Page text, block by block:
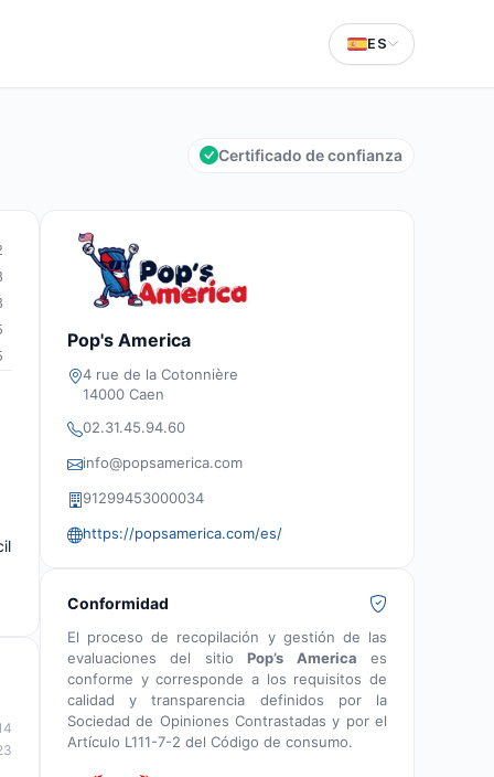
ES
Certificado de confianza
Pop's America
4 rue de la Cotonnière
14000 Caen
02.31.45.94.60
info@popsamerica.com
91299453000034
https://popsamerica.com/es/
Conformidad
El proceso de recopilación y gestión de las
evaluaciones del sitioPop’s America es
conforme y corresponde a los requisitos de
calidad y transparencia definidos por la
Sociedad de Opiniones Contrastadas y por el
Artículo L111-7-2 del Código de consumo.